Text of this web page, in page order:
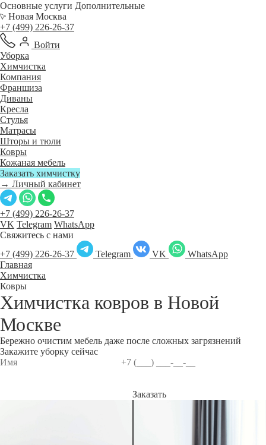
Основные услуги Дополнительные
Новая Москва
+7 (499) 226-26-37
Войти
Уборка
Химчистка
Компания
Франшиза
Диваны
Кресла
Стулья
Матрасы
Шторы и тюли
Ковры
Кожаная мебель
Заказать химчистку
→ Личный кабинет
+7 (499) 226-26-37
VK Telegram WhatsApp
Свяжитесь с нами
+7 (499) 226-26-37
Telegram VK
WhatsApp
Главная
Химчистка
Ковры
Химчистка ковров в Новой
Москве
Бережно очистим мебель даже после сложных загрязнений
Закажите уборку сейчас
Заказать